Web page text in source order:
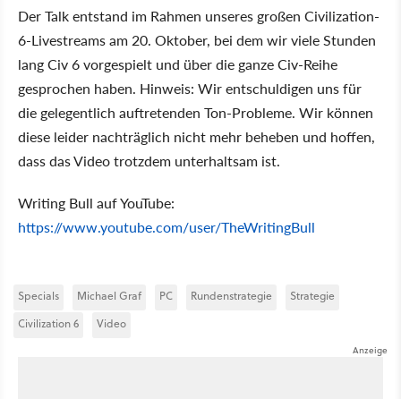
Der Talk entstand im Rahmen unseres großen Civilization-
6-Livestreams am 20. Oktober, bei dem wir viele Stunden
lang Civ 6 vorgespielt und über die ganze Civ-Reihe
gesprochen haben. Hinweis: Wir entschuldigen uns für
die gelegentlich auftretenden Ton-Probleme. Wir können
diese leider nachträglich nicht mehr beheben und hoffen,
dass das Video trotzdem unterhaltsam ist.
Writing Bull auf YouTube:
https://www.youtube.com/user/TheWritingBull
Specials Michael Graf PC Rundenstrategie
Strategie
Civilization 6
Video